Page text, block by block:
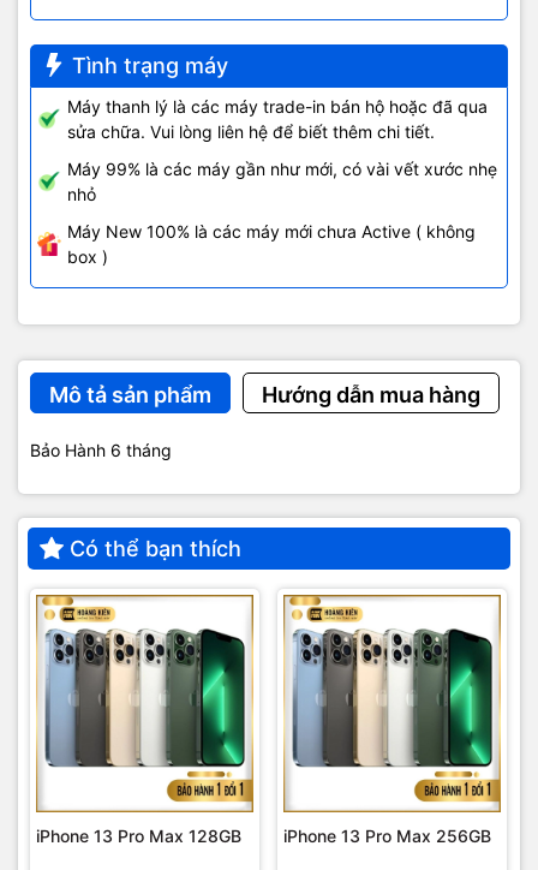
Tình trạng máy
Máy thanh lý là các máy trade-in bán hộ hoặc đã qua
sửa chữa. Vui lòng liên hệ để biết thêm chi tiết.
Máy 99% là các máy gần như mới, có vài vết xước nhẹ
nhỏ
Máy New 100% là các máy mới chưa Active ( không
box )
Mô tả sản phẩm Hướng dẫn mua hàng
Bảo Hành 6 tháng
Có thể bạn thích
iPhone 13 Pro Max 128GB iPhone 13 Pro Max 256GB